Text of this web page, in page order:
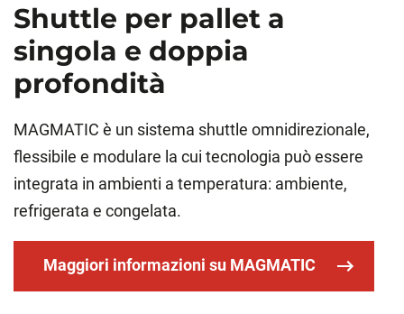
Shuttle per pallet a
singola e doppia
profondità
MAGMATIC è un sistema shuttle omnidirezionale,
flessibile e modulare la cui tecnologia può essere
integrata in ambienti a temperatura: ambiente,
refrigerata e congelata.
Maggiori informazioni su MAGMATIC